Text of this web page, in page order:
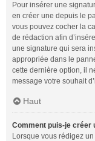
Pour insérer une
en créer une depuis le
vous pouvez cocher la
de rédaction afin
une signature qui sera
appropriée dans le
cette dernière option, il
message votre souhait
Haut
Comment puis-je créer
Lorsque vous rédigez